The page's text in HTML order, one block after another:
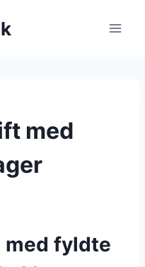
med
fyldte